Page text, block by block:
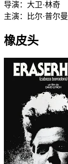
导演： 大卫·林奇
主演：
比尔·普尔曼
橡皮头